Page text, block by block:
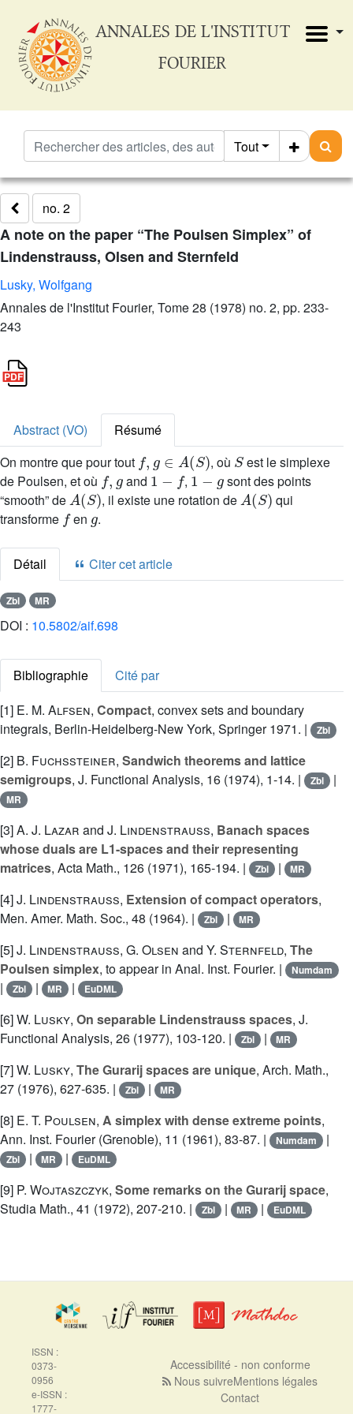
ANNALES DE L'INSTITUT
FOURIER
Tout
no. 2
A note on the paper “The Poulsen Simplex” of
Lindenstrauss, Olsen and Sternfeld
Lusky, Wolfgang
Annales de l'Institut Fourier, Tome 28 (1978) no. 2, pp. 233-
243
Abstract (VO)
Résumé
On montre que pour tout
A(S)
, où
S
est le simplexe
de Poulsen, et où
f,g
and
1- f
,
1-g
sont des points
“smooth” de
A(S)
, il existe une rotation de
A(S)
qui
transforme
f
en
g
.
Détail Citer cet article
Zbl MR
DOI : 10.5802/aif.698
Bibliographie
Cité par
[1] E. M. Alfsen, Compact, convex sets and boundary
integrals, Berlin-Heidelberg-New York, Springer 1971. |
Zbl
[2] B. Fuchssteiner, Sandwich theorems and lattice
semigroups, J. Functional Analysis, 16 (1974), 1-14. | Zbl |
MR
[3]A. J. Lazar and J. Lindenstrauss, Banach spaces
whose duals are L1-spaces and their representing
matrices, Acta Math., 126 (1971), 165-194. | Zbl | MR
[4]J. Lindenstrauss, Extension of compact operators,
Men. Amer. Math. Soc., 48 (1964). |
Zbl | MR
[5]J. Lindenstrauss, G. Olsen and Y. Sternfeld, The
Poulsen simplex, to appear in Anal. Inst. Fourier. | Numdam
| Zbl | MR | EuDML
[6]W. Lusky, On separable Lindenstrauss spaces, J.
Functional Analysis, 26 (1977), 103-120. |
Zbl | MR
[7]W. Lusky, The Gurarij spaces are unique, Arch. Math.,
27 (1976), 627-635. |
Zbl | MR
[8] E. T. Poulsen, A simplex with dense extreme points,
Ann. Inst. Fourier (Grenoble), 11 (1961), 83-87. |
Numdam |
Zbl | MR | EuDML
[9] P. Wojtaszczyk, Some remarks on the Gurarij space,
Studia Math., 41 (1972), 207-210. |
Zbl | MR | EuDML
ISSN :
0373-
0956
e-ISSN :
1777-
Accessibilité - non conforme
Nous suivreMentions légales
Contact